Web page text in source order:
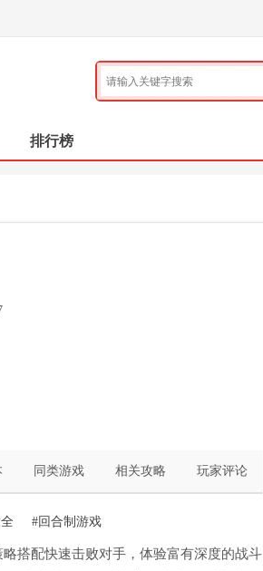
排行榜
同类游戏 相关攻略 玩家评论
#回合制游戏
搭配快速击败对手，体验富有深度的战斗